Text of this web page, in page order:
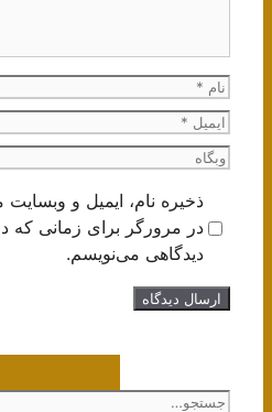
نام
ایمیل
وبگاه
ذخیره نام، ایمیل و وبسایت
در مرورگر برای زمانی که
دیدگاهی می‌نویسم.
جستجوی